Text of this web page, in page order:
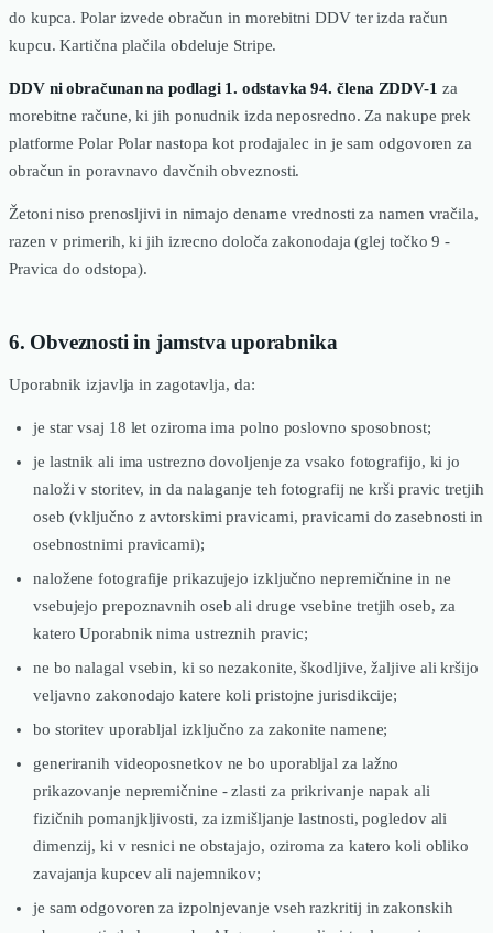
do kupca. Polar izvede obračun in morebitni DDV ter izda račun
kupcu. Kartična plačila obdeluje Stripe.
DDV ni obračunan na podlagi 1. odstavka 94. člena ZDDV-1 za
morebitne račune, ki jih ponudnik izda neposredno. Za nakupe prek
platforme Polar Polar nastopa kot prodajalec in je sam odgovoren za
obračun in poravnavo davčnih obveznosti.
Žetoni niso prenosljivi in nimajo denarne vrednosti za namen vračila,
razen v primerih, ki jih izrecno določa zakonodaja (glej točko 9 -
Pravica do odstopa).
6. Obveznosti in jamstva uporabnika
Uporabnik izjavlja in zagotavlja, da:
je star vsaj 18 let oziroma ima polno poslovno sposobnost;
je lastnik ali ima ustrezno dovoljenje za vsako fotografijo, ki jo
naloži v storitev, in da nalaganje teh fotografij ne krši pravic tretjih
oseb (vključno z avtorskimi pravicami, pravicami do zasebnosti in
osebnostnimi pravicami);
naložene fotografije prikazujejo izključno nepremičnine in ne
vsebujejo prepoznavnih oseb ali druge vsebine tretjih oseb, za
katero Uporabnik nima ustreznih pravic;
ne bo nalagal vsebin, ki so nezakonite, škodljive, žaljive ali kršijo
veljavno zakonodajo katere koli pristojne jurisdikcije;
bo storitev uporabljal izključno za zakonite namene;
generiranih videoposnetkov ne bo uporabljal za lažno
prikazovanje nepremičnine - zlasti za prikrivanje napak ali
fizičnih pomanjkljivosti, za izmišljanje lastnosti, pogledov ali
dimenzij, ki v resnici ne obstajajo, oziroma za katero koli obliko
zavajanja kupcev ali najemnikov;
je sam odgovoren za izpolnjevanje vseh razkritij in zakonskih